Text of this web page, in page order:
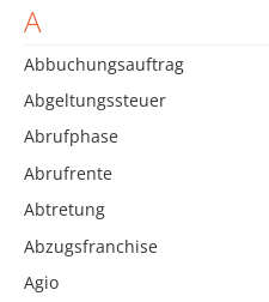
A
Abbuchungsauftrag
Abgeltungssteuer
Abrufphase
Abrufrente
Abtretung
Abzugsfranchise
Agio